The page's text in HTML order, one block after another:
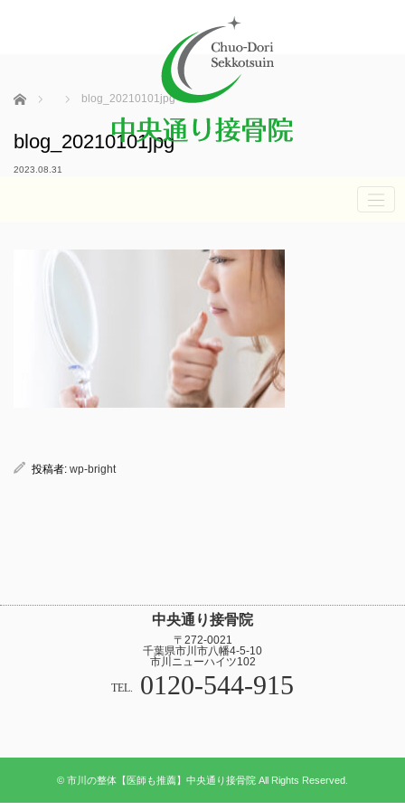
ホーム blog_20210101jpg
blog_20210101jpg
2023.08.31
投稿者: wp-bright
中央通り接骨院
〒272-0021
千葉県市川市八幡4-5-10
市川ニューハイツ102
TEL. 0120-544-915
© 市川の整体【医師も推薦】中央通り接骨院 All Rights Reserved.